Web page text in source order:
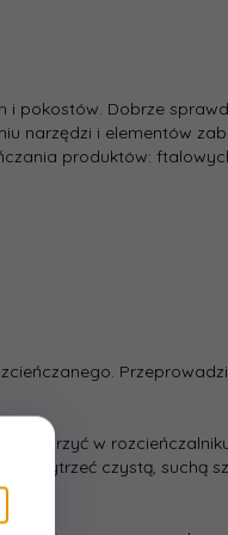
pokostów. Dobrze
narzędzi i elementów
produktów:
zanurzyć w
wytrzeć czystą, suchą